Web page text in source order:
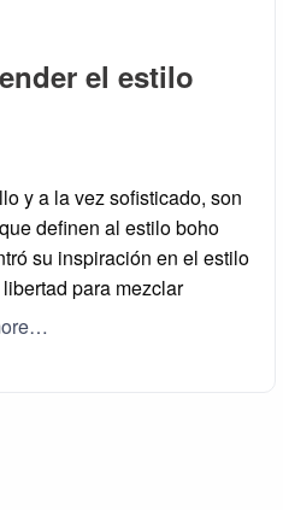
el estilo
y a la vez sofisticado, son
definen al estilo boho
su inspiración en el estilo
para mezclar